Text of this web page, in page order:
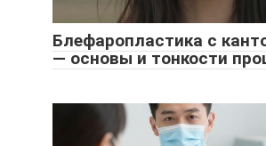
Блефаропластика с
— основы и тонкости